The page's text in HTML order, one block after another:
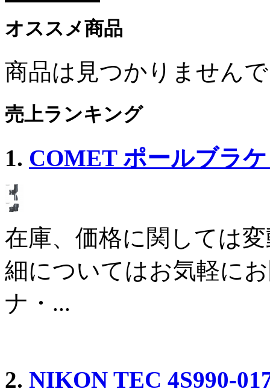
オススメ商品
商品は見つかりません
売上ランキング
1. COMET ポールブラ
在庫、価格に関しては
細についてはお気軽に
ナ・...
2. NIKON TEC 4S990-